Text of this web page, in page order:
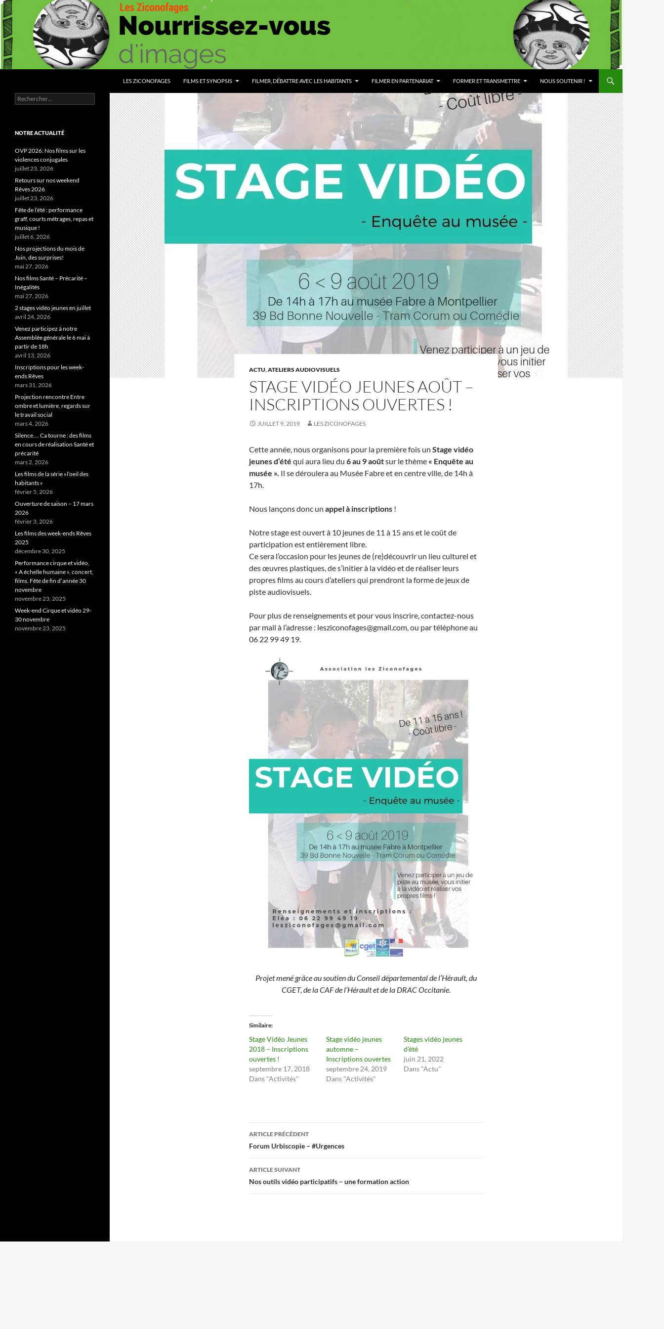
Aller
au
contenu
LES ZICONOFAGES FILMS ET SYNOPSIS FILMER, DÉBATTRE AVEC LES HABITANTS FILMER EN PARTENARIAT FORMER ET TRANSMETTRE NOUS SOUTENIR !
ACTU,ATELIERS AUDIOVISUELS
STAGE VIDÉO JEUNES AOÛT –
INSCRIPTIONS OUVERTES !
JUILLET 9, 2019 LES ZICONOFAGES
Cette année, nous organisons pour la première fois un Stage vidéo
jeunes d’été qui aura lieu du 6 au 9 aoûtsur le thème « Enquête au
musée ». Il se déroulera au Musée Fabre et en centre ville, de 14h à
17h.
Nous lançons donc un appel à inscriptions !
Notre stage est ouvert à 10 jeunes de 11 à 15 ans et le coût de
participation est entièrement libre.
Ce sera l’occasion pour les jeunes de (re)découvrir un lieu culturel et
des œuvres plastiques, de s’initier à la vidéo et de réaliser leurs
propres films au cours d’ateliers qui prendront la forme de jeux de
piste audiovisuels.
Pour plus de renseignements et pour vous inscrire, contactez-nous
par mail à l’adresse : lesziconofages@gmail.com, ou par téléphone au
06 22 99 49 19.
Projet mené grâce au soutien du Conseil départemental de l’Hérault, du
CGET, de la CAF de l’Hérault et de la DRAC Occitanie.
Similaire
Stage Vidéo Jeunes
2018 – Inscriptions
ouvertes !
septembre 17, 2018
Dans "Activités"
Stage vidéo jeunes
automne –
Inscriptions ouvertes
septembre 24, 2019
Dans "Activités"
Stages vidéo jeunes
d’été
juin 21, 2022
Dans "Actu"
Navigation
des
articles
ARTICLE PRÉCÉDENT
Forum Urbiscopie – #Urgences
ARTICLE SUIVANT
Nos outils vidéo participatifs – une formation action
Nourrissez vous d'images
Rechercher :
NOTRE ACTUALITÉ
OVP 2026: Nos films sur les
violences conjugales
juillet 23, 2026
Retours sur nos weekend
Rêves 2026
juillet 23, 2026
Fête de l’été : performance
graff, courts métrages, repas et
musique !
juillet 6, 2026
Nos projections du mois de
Juin, des surprises!
mai 27, 2026
Nos films Santé – Précarité –
Inégalités
mai 27, 2026
2 stages vidéo jeunes en juillet
avril 24, 2026
Venez participez à notre
Assemblée générale le 6 mai à
partir de 18h
avril 13, 2026
Inscriptions pour les week-
ends Rêves
mars 31, 2026
Projection rencontre Entre
ombre et lumière, regards sur
le travail social
mars 4, 2026
Silence…. Ca tourne : des films
en cours de réalisation Santé et
précarité
mars 2, 2026
Les films de la série »l’oeil des
habitants »
février 5, 2026
Ouverture de saison – 17 mars
2026
février 3, 2026
Les films des week-ends Rêves
2025
décembre 30, 2025
Performance cirque et vidéo,
« A échelle humaine », concert,
films. Fête de fin d’année 30
novembre
novembre 23, 2025
Week-end Cirque et vidéo 29-
30 novembre
novembre 23, 2025